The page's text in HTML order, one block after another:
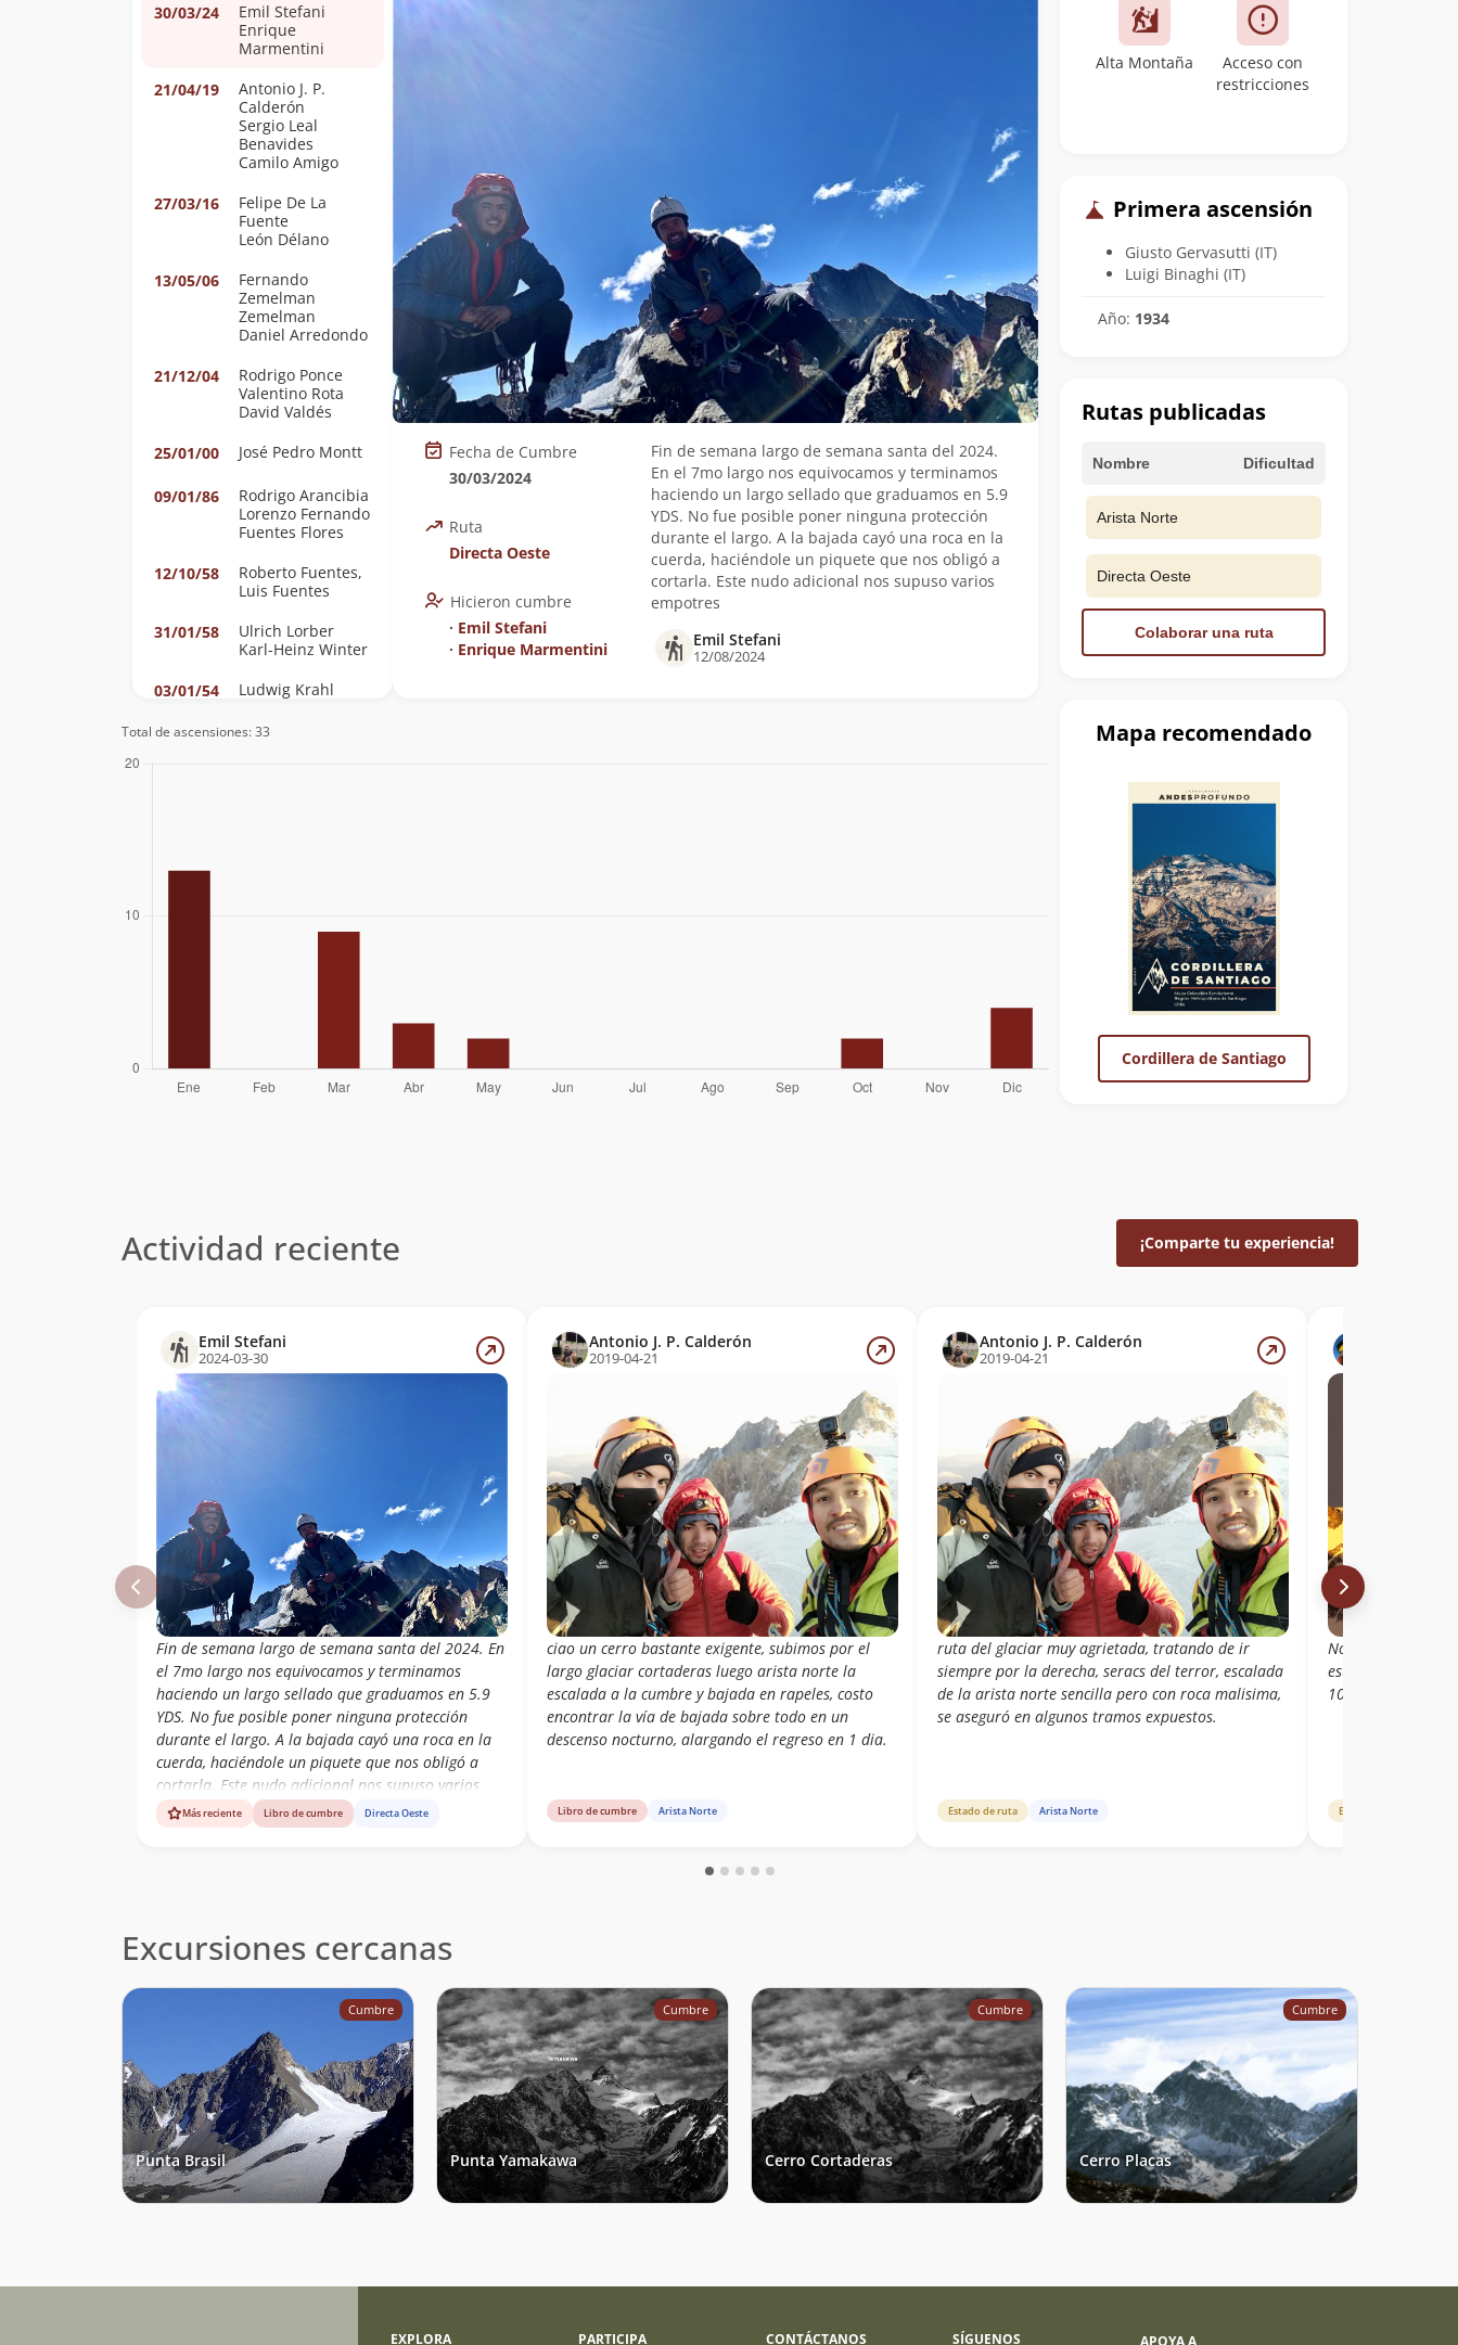
Alta Montaña
Acceso con
restricciones
Primera ascensión
Giusto Gervasutti (IT)
Luigi Binaghi (IT)
Año: 1934
Rutas publicadas
Nombre Dificultad
Arista Norte
Directa Oeste
Colaborar una ruta
Mapa recomendado
Cordillera de Santiago
30/03/24
Emil Stefani
Enrique
Marmentini
21/04/19
Antonio J. P.
Calderón
Sergio Leal
Benavides
Camilo Amigo
27/03/16
Felipe De La
Fuente
León Délano
13/05/06
Fernando
Zemelman
Zemelman
Daniel Arredondo
21/12/04
Rodrigo Ponce
Valentino Rota
David Valdés
25/01/00
José Pedro Montt
09/01/86
Rodrigo Arancibia
Lorenzo Fernando
Fuentes Flores
12/10/58
Roberto Fuentes,
Luis Fuentes
31/01/58
Ulrich Lorber
Karl-Heinz Winter
03/01/54
Ludwig Krahl
Kunstmann
Fecha de Cumbre
30/03/2024
Ruta
Directa Oeste
Hicieron cumbre
∙ Emil Stefani
∙ Enrique Marmentini
Fin de semana largo de semana santa del 2024.
En el 7mo largo nos equivocamos y terminamos
haciendo un largo sellado que graduamos en 5.9
YDS. No fue posible poner ninguna protección
durante el largo. A la bajada cayó una roca en la
cuerda, haciéndole un piquete que nos obligó a
cortarla. Este nudo adicional nos supuso varios
empotres
Emil Stefani
12/08/2024
Total de ascensiones: 33
Actividad reciente ¡Comparte tu experiencia!
Emil Stefani
2024-03-30
Fin de semana largo de semana santa del 2024. En
el 7mo largo nos equivocamos y terminamos
haciendo un largo sellado que graduamos en 5.9
YDS. No fue posible poner ninguna protección
durante el largo. A la bajada cayó una roca en la
cuerda, haciéndole un piquete que nos obligó a
cortarla. Este nudo adicional nos supuso varios
empotres
Más reciente Libro de cumbre Directa Oeste
Antonio J. P. Calderón
2019-04-21
ciao un cerro bastante exigente, subimos por el
largo glaciar cortaderas luego arista norte la
escalada a la cumbre y bajada en rapeles, costo
encontrar la vía de bajada sobre todo en un
descenso nocturno, alargando el regreso en 1 dia.
Libro de cumbre Arista Norte
Antonio J. P. Calderón
2019-04-21
ruta del glaciar muy agrietada, tratando de ir
siempre por la derecha, seracs del terror, escalada
de la arista norte sencilla pero con roca malisima,
se aseguró en algunos tramos expuestos.
Estado de ruta Arista Norte
No subí ni intenté
esta foto se ve
10 de Octubre de
Estado de ruta
Excursiones cercanas
Cumbre
Punta Brasil
Cumbre
Punta Yamakawa
Cumbre
Cerro Cortaderas
Cumbre
Cerro Placas
EXPLORA PARTICIPA CONTÁCTANOS SÍGUENOS APOYA A